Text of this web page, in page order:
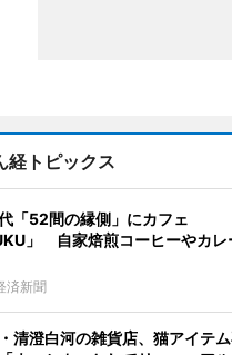
経トピックス
「52間の縁側」にカフェ
」 自家焙煎コーヒーやカレ
済新聞
清澄白河の雑貨店、猫アイテ